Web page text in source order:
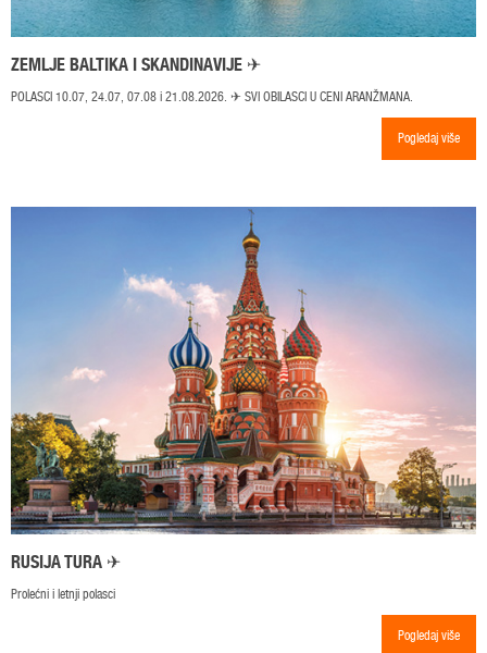
ZEMLJE BALTIKA I SKANDINAVIJE ✈
POLASCI 10.07, 24.07, 07.08 i 21.08.2026. ✈ SVI OBILASCI U CENI ARANŽMANA.
Pogledaj više
RUSIJA TURA ✈
Prolećni i letnji polasci
Pogledaj više